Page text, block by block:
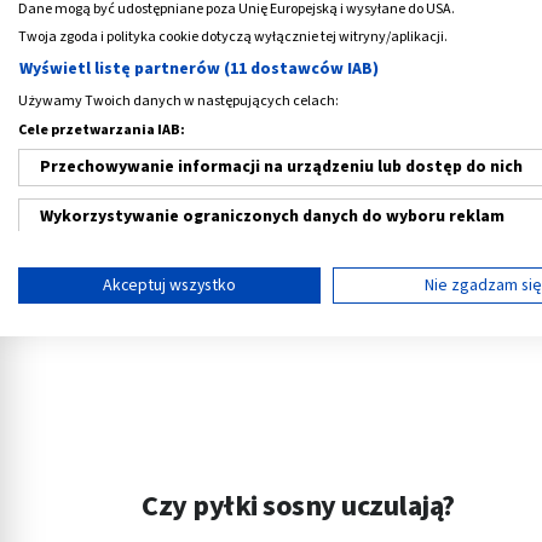
danym sezonie warunków atmosferycznych.
początku maja i przeciąga do trzeciej dekady
Reklama
Czy pyłki sosny uczulają?
Dane mogą być udostępniane poza Unię Europejską i wysyłane do USA.
Twoja zgoda i polityka cookie dotyczą wyłącznie tej witryny/aplikacji.
Wyświetl listę partnerów (11 dostawców IAB)
Używamy Twoich danych w następujących celach:
Cele przetwarzania IAB:
Przechowywanie informacji na urządzeniu lub dostęp do nich
Wykorzystywanie ograniczonych danych do wyboru reklam
Tworzenie profili w celu spersonalizowanych reklam
Pomiar efektywności treści
Akceptuj wszystko Nie zgadzam się